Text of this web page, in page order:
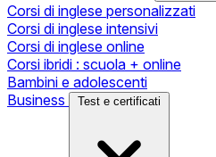
Corsi di inglese personalizzati
Corsi di inglese intensivi
Corsi di inglese online
Corsi ibridi : scuola + online
Bambini e adolescenti
Business
Test e certificati